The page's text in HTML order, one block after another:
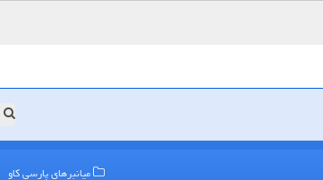
میانبرهای پارسی كاو